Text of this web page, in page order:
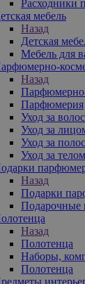
Расходники
мебель
Назад
Детская
Мебель для
Назад
Парфюмерно-
Парфюмерия
Уход за
Уход за
Уход за
Уход за
Назад
Подарки
Подарочные
Назад
Полотенца
Наборы,
Полотенца